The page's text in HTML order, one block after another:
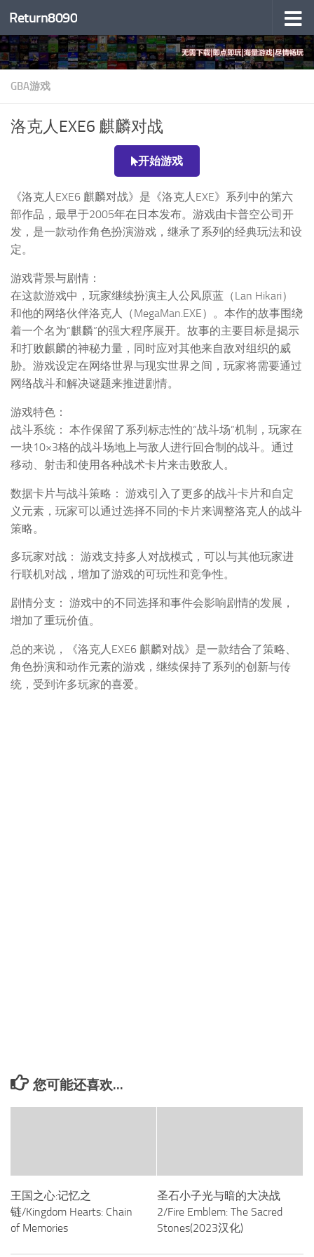
跳至内容
Return8090
GBA游戏
洛克人EXE6 麒麟对战
开始游戏
《洛克人EXE6 麒麟对战》是《洛克人EXE》系列中的第六
部作品，最早于2005年在日本发布。游戏由卡普空公司开
发，是一款动作角色扮演游戏，继承了系列的经典玩法和设
定。
游戏背景与剧情：
在这款游戏中，玩家继续扮演主人公风原蓝（Lan Hikari）
和他的网络伙伴洛克人（MegaMan.EXE）。本作的故事围绕
着一个名为“麒麟”的强大程序展开。故事的主要目标是揭示
和打败麒麟的神秘力量，同时应对其他来自敌对组织的威
胁。游戏设定在网络世界与现实世界之间，玩家将需要通过
网络战斗和解决谜题来推进剧情。
游戏特色：
战斗系统： 本作保留了系列标志性的“战斗场”机制，玩家在
一块10×3格的战斗场地上与敌人进行回合制的战斗。通过
移动、射击和使用各种战术卡片来击败敌人。
数据卡片与战斗策略： 游戏引入了更多的战斗卡片和自定
义元素，玩家可以通过选择不同的卡片来调整洛克人的战斗
策略。
多玩家对战： 游戏支持多人对战模式，可以与其他玩家进
行联机对战，增加了游戏的可玩性和竞争性。
剧情分支： 游戏中的不同选择和事件会影响剧情的发展，
增加了重玩价值。
总的来说，《洛克人EXE6 麒麟对战》是一款结合了策略、
角色扮演和动作元素的游戏，继续保持了系列的创新与传
统，受到许多玩家的喜爱。
您可能还喜欢...
王国之心:记忆之
链/Kingdom Hearts: Chain
of Memories
圣石小子光与暗的大决战
2/Fire Emblem: The Sacred
Stones(2023汉化)